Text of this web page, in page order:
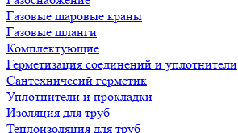
Газовые шаровые краны
Газовые шланги
Комплектующие
Герметизация соединений и уплотнители
Сантехничесий герметик
Уплотнители и прокладки
Изоляция для труб
Теплоизоляция для труб